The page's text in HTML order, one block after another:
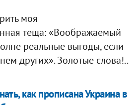
моя
теща: «Воображаемый
реальные выгоды, если
других». Золотые слова!..
как прописана Украина в